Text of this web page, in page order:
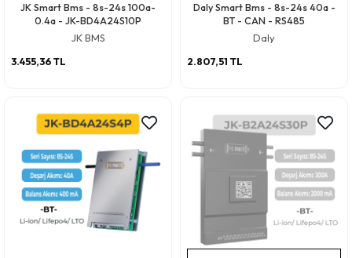
JK Smart Bms - 8s-24s 100a-
0.4a - JK-BD4A24S10P
JK BMS
3.455,36 TL
Daly Smart Bms - 8s-24s 40a -
BT - CAN - RS485
Daly
2.807,51 TL